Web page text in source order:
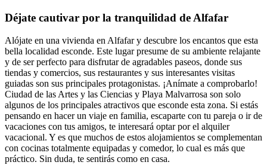
Déjate cautivar por la tranquilidad de Alfafar
Alójate en una vivienda en Alfafar y descubre los encantos que esta
bella localidad esconde. Este lugar presume de su ambiente relajante
y de ser perfecto para disfrutar de agradables paseos, donde sus
tiendas y comercios, sus restaurantes y sus interesantes visitas
guiadas son sus principales protagonistas. ¡Anímate a comprobarlo!
Ciudad de las Artes y las Ciencias y Playa Malvarrosa son solo
algunos de los principales atractivos que esconde esta zona. Si estás
pensando en hacer un viaje en familia, escaparte con tu pareja o ir de
vacaciones con tus amigos, te interesará optar por el alquiler
vacacional. Y es que muchos de estos alojamientos se complementan
con cocinas totalmente equipadas y comedor, lo cual es más que
práctico. Sin duda, te sentirás como en casa.